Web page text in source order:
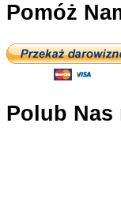
Pomóż
Polub Nas